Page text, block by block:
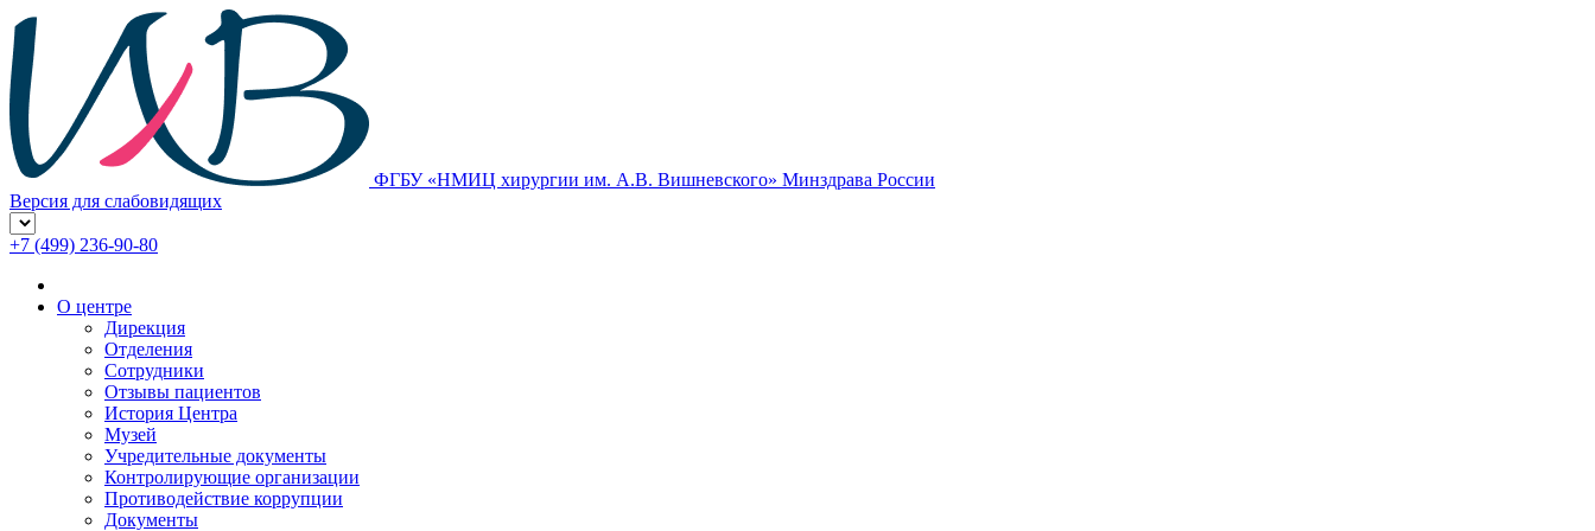
ФГБУ «НМИЦ хирургии им. А.В. Вишневского» Минздрава России
Версия для слабовидящих
+7 (499) 236-90-80
О центре
Дирекция
Отделения
Сотрудники
Отзывы пациентов
История Центра
Музей
Учредительные документы
Контролирующие организации
Противодействие коррупции
Документы